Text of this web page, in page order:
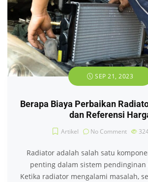
SEP 21, 2023
Berapa Biaya Perbaikan
dan Referensi
Artikel No Comment
Radiator adalah salah satu
penting dalam sistem
Ketika radiator mengalami masalah,